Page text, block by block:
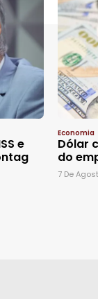
e
Economia
Dólar
do
7 De